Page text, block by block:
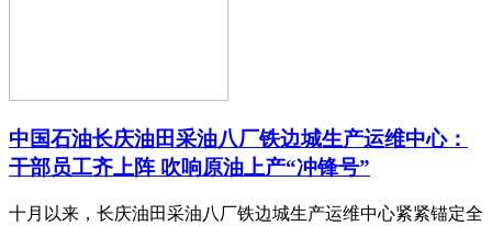
中国石油长庆油田采油八厂铁边城生产运维中心：
干部员工齐上阵 吹响原油上产“冲锋号”
十月以来，长庆油田采油八厂铁边城生产运维中心紧紧锚定全